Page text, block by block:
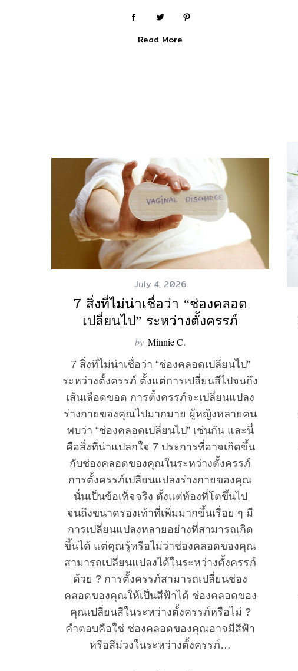
Read More
July 4, 2026
7 สิ่งที่ไม่น่าเชื่อว่า “ช่องคลอด
เปลี่ยนไป” ระหว่างตั้งครรภ์
by Minnie C.
7 สิ่งที่ไม่น่าเชื่อว่า “ช่องคลอดเปลี่ยนไป”
ระหว่างตั้งครรภ์ ตั้งแต่การเปลี่ยนสีไปจนถึง
เส้นเลือดขอด การตั้งครรภ์จะเปลี่ยนแปลง
ร่างกายของคุณไปมากมาย ผู้หญิงหลายคน
พบว่า “ช่องคลอดเปลี่ยนไป” เช่นกัน และนี่
คือสิ่งที่น่าแปลกใจ 7 ประการที่อาจเกิดขึ้น
กับช่องคลอดของคุณในระหว่างตั้งครรภ์
การตั้งครรภ์เปลี่ยนแปลงร่างกายของคุณ
นั่นเป็นข้อเท็จจริง ตั้งแต่ท้องที่โตขึ้นไป
จนถึงขนาดรองเท้าที่เพิ่มมากขึ้นเรื่อย ๆ มี
การเปลี่ยนแปลงหลายอย่างที่สามารถเกิด
ขึ้นได้ แต่คุณรู้หรือไม่ว่าช่องคลอดของคุณ
สามารถเปลี่ยนแปลงได้ในระหว่างตั้งครรภ์
ด้วย ? การตั้งครรภ์สามารถเปลี่ยนช่อง
คลอดของคุณให้เป็นสีฟ้าได้ ช่องคลอดของ
คุณเปลี่ยนสีในระหว่างตั้งครรภ์หรือไม่ ?
คำตอบคือใช่ ช่องคลอดของคุณอาจมีสีฟ้า
หรือสีม่วงในระหว่างตั้งครรภ์…
S
e
a
h
f
: